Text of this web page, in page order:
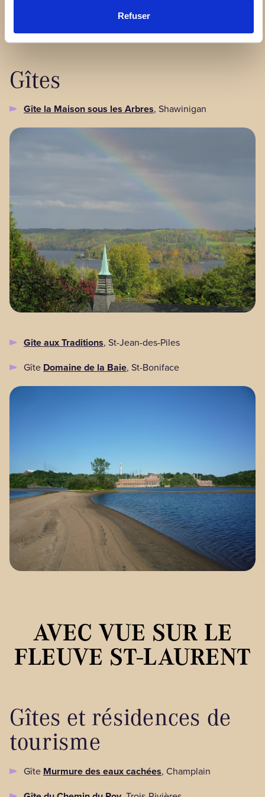
Refuser
Gîtes
Gîte la Maison sous les Arbres, Shawinigan
Gîte aux Traditions, St-Jean-des-Piles
Gîte Domaine de la Baie, St-Boniface
AVEC VUE SUR LE
FLEUVE ST-LAURENT
Gîtes et résidences de
tourisme
Gîte Murmure des eaux cachées, Champlain